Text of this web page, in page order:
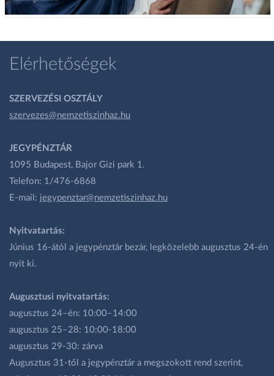
Elérhetőségek
SZERVEZÉSI OSZTÁLY
szervezes@nemzetiszinhaz.hu
JEGYPÉNZTÁR
1095 Budapest, Bajor Gizi park 1.
Telefon: 1/476-6868
E-mail: jegypenztar@nemzetiszinhaz.hu
Nyitvatartás:
Június 16-ától a jegypénztár bezár, legközelebb augusztus 24-én
nyit ki.
Augusztusi nyitvatartás:
augusztus 24–én: 10:00–14:00
augusztus 25–28: 10:00-18:00
augusztus 29-30: zárva
Augusztus 31-től a jegypénztár a megszokott rend szerint,